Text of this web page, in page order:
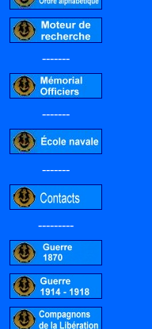
-------
-------
-------
---------